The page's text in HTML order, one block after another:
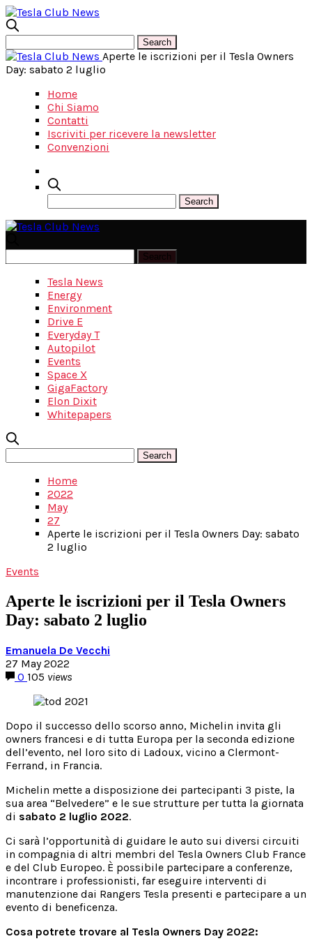
Aperte le iscrizioni per il Tesla Owners
Day: sabato 2 luglio
Home
Chi Siamo
Contatti
Iscriviti per ricevere la newsletter
Convenzioni
Tesla News
Energy
Environment
Drive E
Everyday T
Autopilot
Events
Space X
GigaFactory
Elon Dixit
Whitepapers
Home
2022
May
27
Aperte le iscrizioni per il Tesla Owners Day: sabato
2 luglio
Events
Aperte le iscrizioni per il Tesla Owners
Day: sabato 2 luglio
Emanuela De Vecchi
27 May 2022
0 105 views
Dopo il successo dello scorso anno, Michelin invita gli
owners francesi e di tutta Europa per la seconda edizione
dell’evento, nel loro sito di Ladoux, vicino a Clermont-
Ferrand, in Francia.
Michelin mette a disposizione dei partecipanti 3 piste, la
sua area “Belvedere” e le sue strutture per tutta la giornata
di sabato 2 luglio 2022.
Ci sarà l’opportunità di guidare le auto sui diversi circuiti
in compagnia di altri membri del Tesla Owners Club France
e del Club Europeo. È possibile partecipare a conferenze,
incontrare i professionisti, far eseguire interventi di
manutenzione dai Rangers Tesla presenti e partecipare a un
evento di beneficenza.
Cosa potrete trovare al Tesla Owners Day 2022: